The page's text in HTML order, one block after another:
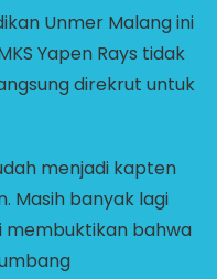
Unmer Malang ini
Yapen Rays tidak
direkrut untuk
menjadi kapten
Masih banyak lagi
membuktikan bahwa